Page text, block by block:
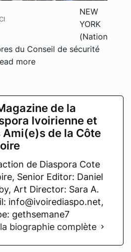
NEW
YORK
(Nation
du Conseil de sécurité
more
de la
Ivoirienne et
Ami(e)s de la Côte
de Diaspora Cote
Senior Editor: Daniel
Art Director: Sara A.
info@ivoirediaspo.net,
gethsemane7
biographie complète